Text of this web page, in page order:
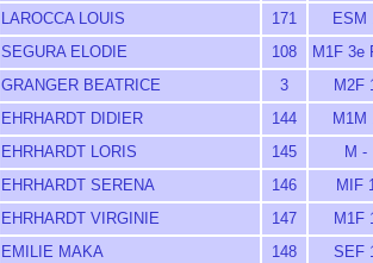
LAROCCA LOUIS 171 ESM
SEGURA ELODIE 108 M1F 3e
GRANGER BEATRICE 3 M2F
EHRHARDT DIDIER 144 M1M
EHRHARDT LORIS 145 M -
EHRHARDT SERENA 146 MIF
EHRHARDT VIRGINIE 147 M1F
EMILIE MAKA 148 SEF